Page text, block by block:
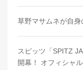
草野マサムネが自
スピッツ「SPITZ
開幕！ オフィシャ